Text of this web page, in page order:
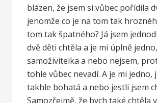
blázen, že jsem si vůbec pořídila
jenomže co je na tom tak
tom tak špatného? Já jsem
dvě děti chtěla a je mi úplně
samoživitelka a nebo nejsem,
tohle vůbec nevadí. A je mi jedno,
takhle bohatá a nebo jestli jsem
Samozřejmě, že bych také chtěla